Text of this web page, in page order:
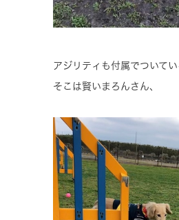
アジリティも付属でついてい
そこは賢いまろんさん、